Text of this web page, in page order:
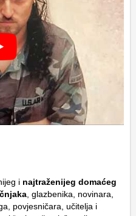
i najtraženijeg domaćeg
, glazbenika, novinara,
povjesničara, učitelja i